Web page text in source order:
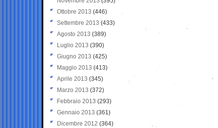
Ottobre 2013 (446)
Settembre 2013 (433)
Agosto 2013 (389)
Luglio 2013 (390)
Giugno 2013 (425)
Maggio 2013 (413)
Aprile 2013 (345)
Marzo 2013 (372)
Febbraio 2013 (293)
Gennaio 2013 (361)
Dicembre 2012 (364)